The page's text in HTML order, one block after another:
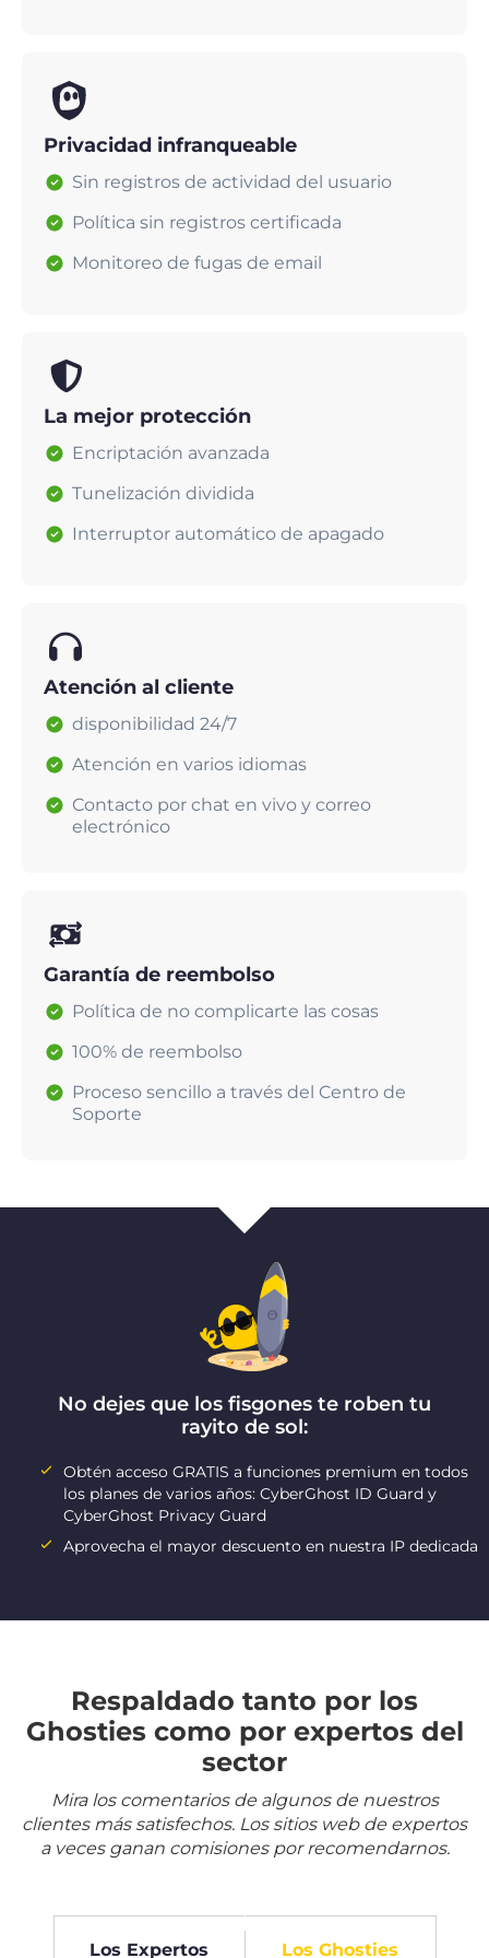
Privacidad infranqueable
Sin registros de actividad del usuario
Política sin registros certificada
Monitoreo de fugas de email
La mejor protección
Encriptación avanzada
Tunelización dividida
Interruptor automático de apagado
Atención al cliente
disponibilidad 24/7
Atención en varios idiomas
Contacto por chat en vivo y correo
electrónico
Garantía de reembolso
Política de no complicarte las cosas
100% de reembolso
Proceso sencillo a través del Centro de
Soporte
No dejes que los fisgones te roben tu
rayito de sol:
Obtén acceso GRATIS a funciones premium en todos
los planes de varios años: CyberGhost ID Guard y
CyberGhost Privacy Guard
Aprovecha el mayor descuento en nuestra IP dedicada
Respaldado tanto por los
Ghosties como por expertos del
sector
Mira los comentarios de algunos de nuestros
clientes más satisfechos. Los sitios web de expertos
a veces ganan comisiones por recomendarnos.
Los Expertos Los Ghosties